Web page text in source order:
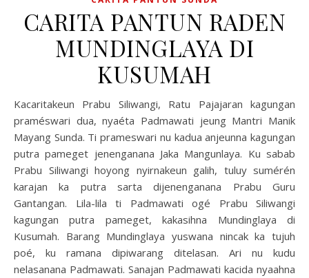
CARITA PANTUN RADEN
MUNDINGLAYA DI
KUSUMAH
Kacaritakeun Prabu Siliwangi, Ratu Pajajaran kagungan
praméswari dua, nyaéta Padmawati jeung Mantri Manik
Mayang Sunda. Ti prameswari nu kadua anjeunna kagungan
putra pameget jenenganana Jaka Mangunlaya. Ku sabab
Prabu Siliwangi hoyong nyirnakeun galih, tuluy sumérén
karajan ka putra sarta dijenenganana Prabu Guru
Gantangan. Lila-lila ti Padmawati ogé Prabu Siliwangi
kagungan putra pameget, kakasihna Mundinglaya di
Kusumah. Barang Mundinglaya yuswana nincak ka tujuh
poé, ku ramana dipiwarang ditelasan. Ari nu kudu
nelasanana Padmawati. Sanajan Padmawati kacida nyaahna